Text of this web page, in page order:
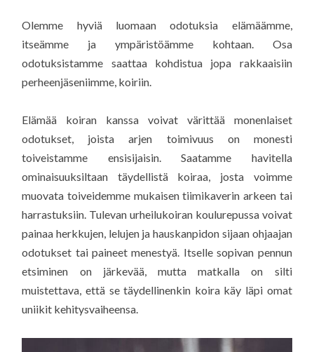
Olemme hyviä luomaan odotuksia elämäämme,
itseämme ja ympäristöämme kohtaan. Osa
odotuksistamme saattaa kohdistua jopa rakkaaisiin
perheenjäseniimme, koiriin.
Elämää koiran kanssa voivat värittää monenlaiset
odotukset, joista arjen toimivuus on monesti
toiveistamme ensisijaisin. Saatamme havitella
ominaisuuksiltaan täydellistä koiraa, josta voimme
muovata toiveidemme mukaisen tiimikaverin arkeen tai
harrastuksiin. Tulevan urheilukoiran koulurepussa voivat
painaa herkkujen, lelujen ja hauskanpidon sijaan ohjaajan
odotukset tai paineet menestyä. Itselle sopivan pennun
etsiminen on järkevää, mutta matkalla on silti
muistettava, että se täydellinenkin koira käy läpi omat
uniikit kehitysvaiheensa.